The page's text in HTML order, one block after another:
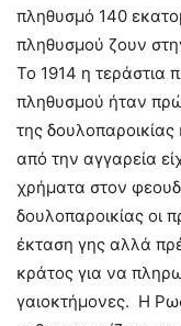
πληθυσμό 140
πληθυσμού ζουν
Το 1914 η τεράστια
πληθυσμού ήταν
της
από την αγγαρεία
χρήματα στον
δουλοπαροικίας οι
έκταση γης αλλά
κράτος για να
γαιοκτήμονες. Η